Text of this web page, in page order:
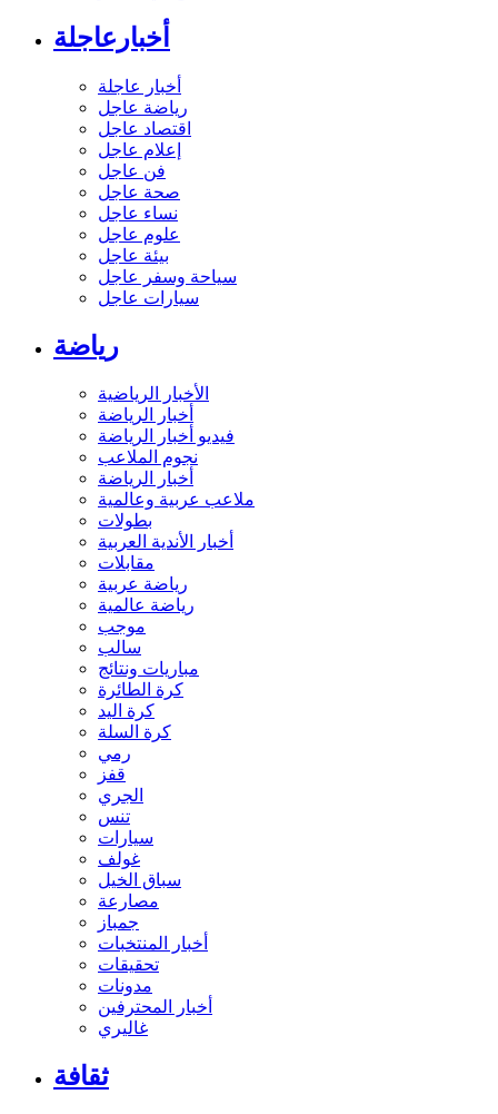
أخبارعاجلة
أخبار عاجلة
رياضة عاجل
اقتصاد عاجل
إعلام عاجل
فن عاجل
صحة عاجل
نساء عاجل
علوم عاجل
بيئة عاجل
سياحة وسفر عاجل
سيارات عاجل
رياضة
الأخبار الرياضية
أخبار الرياضة
فيديو أخبار الرياضة
نجوم الملاعب
أخبار الرياضة
ملاعب عربية وعالمية
بطولات
أخبار الأندية العربية
مقابلات
رياضة عربية
رياضة عالمية
موجب
سالب
مباريات ونتائج
كرة الطائرة
كرة اليد
كرة السلة
رمي
قفز
الجري
تنس
سيارات
غولف
سباق الخيل
مصارعة
جمباز
أخبار المنتخبات
تحقيقات
مدونات
أخبار المحترفين
غاليري
ثقافة